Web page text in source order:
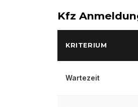
Kfz
KRITERIUM
Wartezeit